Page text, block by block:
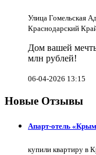
Улица Гомельская
Краснодарский
Дом вашей
млн рублей!
06-04-2026 13:15
Новые Отзывы
Апарт-отель
купили квартиру в